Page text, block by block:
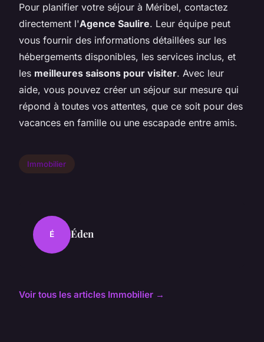
Pour planifier votre séjour à Méribel, contactez
directement l'Agence Saulire. Leur équipe peut
vous fournir des informations détaillées sur les
hébergements disponibles, les services inclus, et
les meilleures saisons pour visiter. Avec leur
aide, vous pouvez créer un séjour sur mesure qui
répond à toutes vos attentes, que ce soit pour des
vacances en famille ou une escapade entre amis.
Immobilier
É Éden
Voir tous les articles Immobilier →